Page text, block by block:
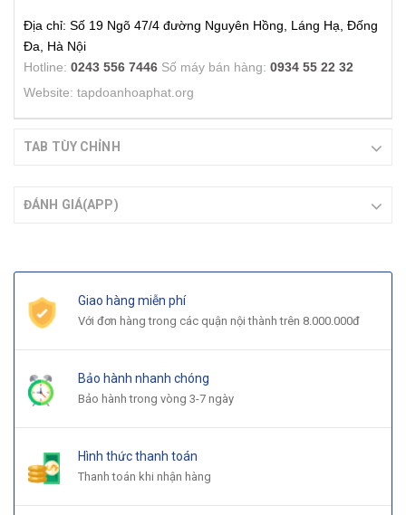
Địa chỉ: Số 19 Ngõ 47/4 đường Nguyên Hồng, Láng Hạ, Đống
Đa, Hà Nội
Hotline: 0243 556 7446 Số máy bán hàng: 0934 55 22 32
Website: tapdoanhoaphat.org
TAB TÙY CHỈNH
ĐÁNH GIÁ(APP)
Giao hàng miễn phí
Với đơn hàng trong các quận nội thành trên 8.000.000đ
Bảo hành nhanh chóng
Bảo hành trong vòng 3-7 ngày
Hình thức thanh toán
Thanh toán khi nhận hàng